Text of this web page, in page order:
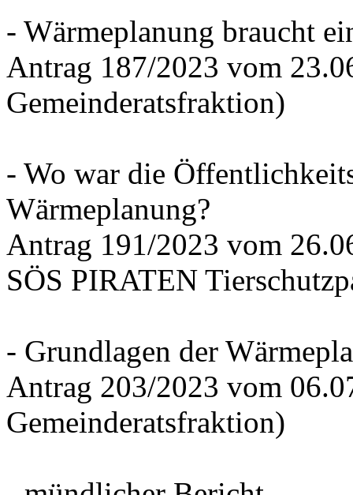
- Wärmeplanung braucht
Antrag 187/2023 vom
Gemeinderatsfraktion)
- Wo war die
Wärmeplanung?
Antrag 191/2023 vom
SÖS PIRATEN
- Grundlagen der
Antrag 203/2023 vom
Gemeinderatsfraktion)